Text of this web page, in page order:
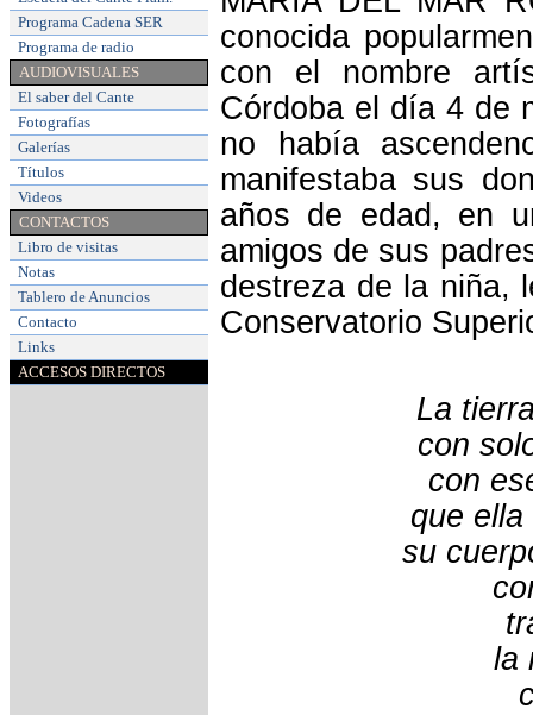
Programa Cadena SER
Programa de radio
AUDIOVISUALES
El saber del Cante
Fotografías
Galerías
Títulos
Videos
CONTACTOS
Libro de visitas
Notas
Tablero de Anuncios
Contacto
Links
ACCESOS DIRECTOS
conocida
con el nombre
Córdoba el día 4 de
no había
manifestaba sus
años de edad, en
amigos de sus
destreza de la niña,
Conservatorio
La
con
con
que
su
la